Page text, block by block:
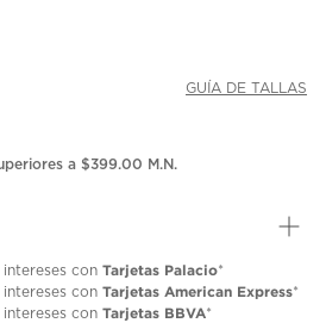
GUÍA DE TALLAS
a $399.00 M.N.
intereses con Tarjetas Palacio*
intereses con Tarjetas American Express*
intereses con Tarjetas BBVA*